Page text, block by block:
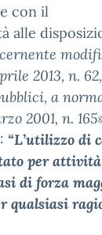
con il
alle
2013, n.
a
2001, n.
“L’utilizzo di
per
di forza
qualsiasi